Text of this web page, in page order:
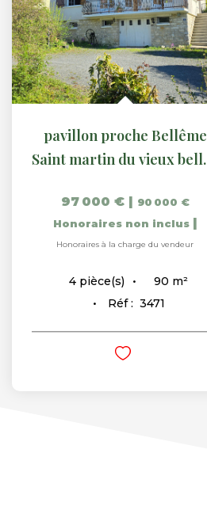
pavillon proche Bellême
Saint martin du vieux belleme
97 000 € | 90 000 €
Honoraires non inclus |
Honoraires à la charge du vendeur
4 pièce(s) 90 m²
Réf : 3471